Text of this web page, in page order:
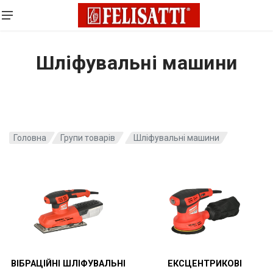
Шліфувальні машини
Головна Групи товарів Шліфувальні машини
ВІБРАЦІЙНІ ШЛІФУВАЛЬНІ
ЕКСЦЕНТРИКОВІ